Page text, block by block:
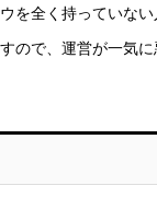
を全く持っていな
ので、運営が一気